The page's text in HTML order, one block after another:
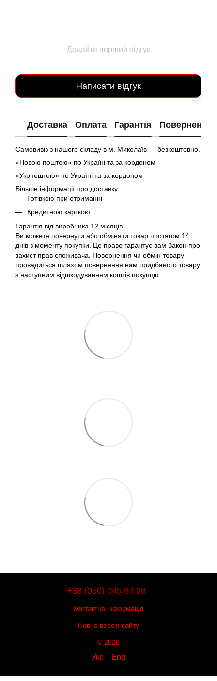
Додайте перший відгук
Написати відгук
Доставка Оплата Гарантія Повернення
Самовивіз з нашого складу в м. Миколаїв — безкоштовно.
«Новою поштою» по Україні та за кордоном
«Укрпоштою» по Україні та за кордоном
Більше інформації про доставку
Готівкою при отриманні
Кредитною карткою
Гарантія від виробника 12 місяців.
Ви можете повернути або обміняти товар протягом 14
днів з моменту покупки. Це право гарантує вам Закон про
захист прав споживача. Повернення чи обмін товару
провадиться шляхом повернення нам придбаного товару
з наступним відшкодуванням коштів покупцю
+38 (050) 045 84 08
Контактна інформація
Повна версія сайту
© 2026
Укр Eng